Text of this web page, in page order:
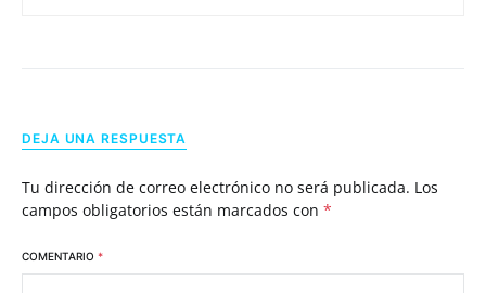
DEJA UNA RESPUESTA
Tu dirección de correo electrónico no será publicada. Los
campos obligatorios están marcados con *
COMENTARIO *